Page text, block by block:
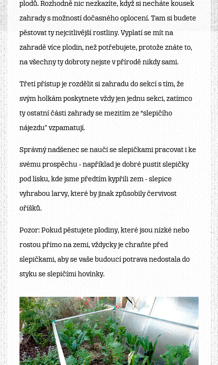
plodů. Rozhodně nic nezkazíte, když si necháte kousek
zahrady s možností dočasného oplocení. Tam si budete
pěstovat ty nejcitlivější rostliny. Vyplatí se mít na
zahradě více plodin, než potřebujete, protože znáte to,
na všechny ty dobroty nejste v přírodě nikdy sami.
Třetí přístup je rozdělit si zahradu do sekcí s tím, že
svým holkám poskytnete vždy jen jednu sekci, zatímco
ty ostatní části zahrady se mezitím ze “slepičího
nájezdu” vzpamatují.
Správný nadšenec se naučí se slepičkami pracovat i ke
svému prospěchu - například je dobré pustit slepičky
pod lísku, kde jsme předtím kypřili zem - slepice
vyhrabou larvy, které by jinak způsobily červivost
oříšků.
Pozor: Pokud pěstujete plodiny, které jsou nízké nebo
rostou přímo na zemi, vždycky je chraňte před
slepičkami, aby se vaše budoucí potrava nedostala do
styku se slepičími hovínky.